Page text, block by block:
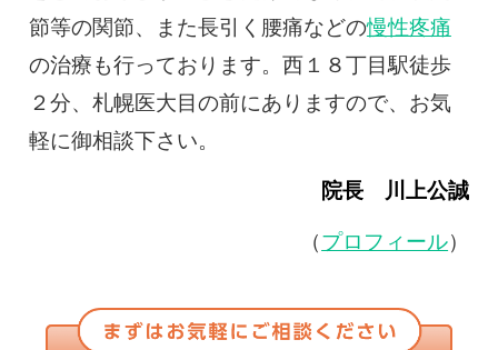
節等の関節、また長引く腰痛などの慢性疼痛
の治療も行っております。西１８丁目駅徒歩
２分、札幌医大目の前にありますので、お気
軽に御相談下さい。
院長 川上公誠
（プロフィール）